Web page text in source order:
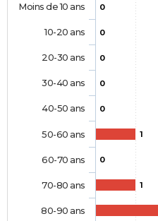
0
0
0
0
0
1
0
1
Moins de 10 ans
10-20 ans
20-30 ans
30-40 ans
40-50 ans
50-60 ans
60-70 ans
70-80 ans
80-90 ans